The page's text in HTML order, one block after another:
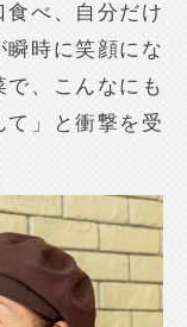
食べ、自分だけ
瞬時に笑顔にな
、こんなにも
て」と衝撃を受